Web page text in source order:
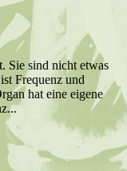
Sie sind nicht etwas
Frequenz und
hat eine eigene